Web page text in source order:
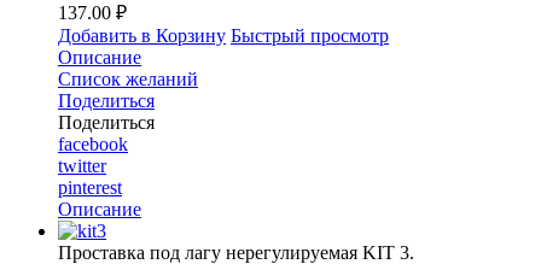
137.00 ₽
Добавить в Корзину Быстрый просмотр
Описание
Список желаний
Поделиться
Поделиться
facebook
twitter
pinterest
Описание
Проставка под лагу нерегулируемая KIT 3.